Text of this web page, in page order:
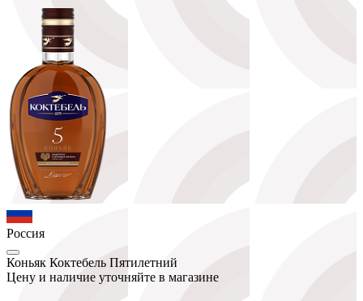
Россия
Коньяк Коктебель Пятилетний
Цену и наличие уточняйте в магазине